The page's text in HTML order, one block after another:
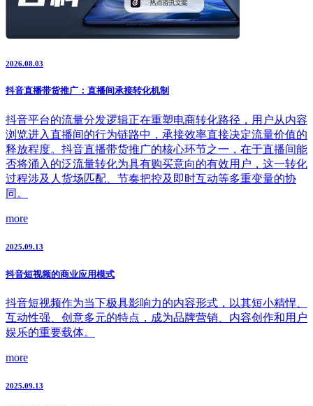
2026.08.03
抖音直播带货推广：直播间承接转化机制
抖音平台的流量分发逻辑正在重塑电商转化路径，用户从内容
浏览进入直播间的行为链路中，承接效率直接决定流量价值的
释放程度。抖音直播带货推广的核心环节之一，在于直播间能
否将涌入的泛流量转化为具有购买意向的有效用户，这一转化
过程涉及人货场匹配、节奏把控及即时互动等多重变量的协
同。
more
2025.09.13
抖音短视频的商业应用模式
抖音短视频作为当下极具影响力的内容形式，以其短小精悍、
互动性强、创意多元的特点，成为品牌营销、内容创作和用户
娱乐的重要载体。
more
2025.09.13